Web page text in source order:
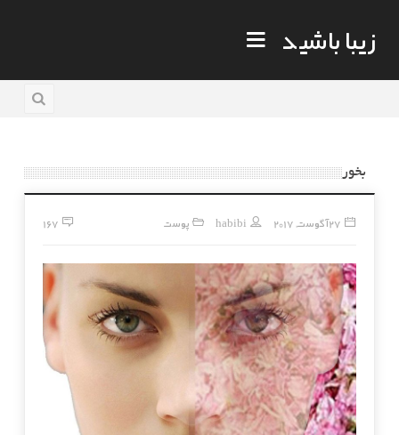
زیبا باشید
بخور
27 آگوست, 2017 habibi پوست 167